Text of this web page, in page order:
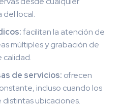
del local.
facilitan la atención de
múltiples y grabación de
calidad.
de servicios: ofrecen
incluso cuando los
ubicaciones.